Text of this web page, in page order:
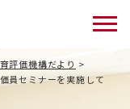
評価機構だより >
員セミナーを実施して